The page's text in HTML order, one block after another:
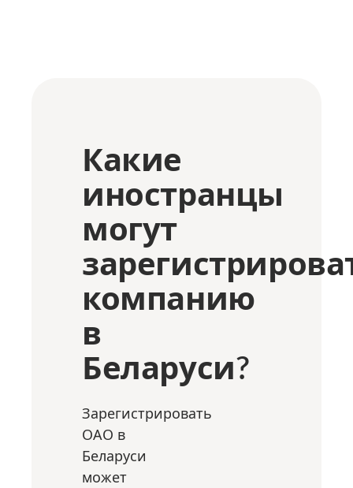
Какие
иностранцы
могут
компанию
в
Беларуси?
Зарегистрировать
ОАО в
Беларуси
может